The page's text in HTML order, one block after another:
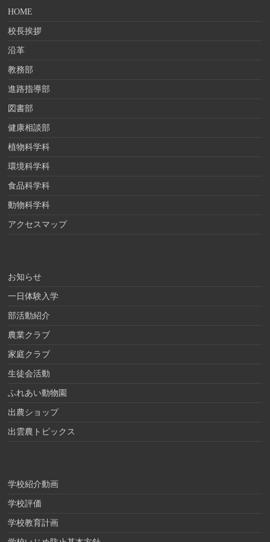
HOME
校長挨拶
沿革
教務部
進路指導部
図書部
健康相談部
植物科学科
環境科学科
食品科学科
動物科学科
アクセスマップ
お知らせ
一日体験入学
部活動紹介
農業クラブ
家庭クラブ
生徒会活動
ふれあい動物園
出農ショップ
出雲農トピックス
学校紹介動画
学校評価
学校教育計画